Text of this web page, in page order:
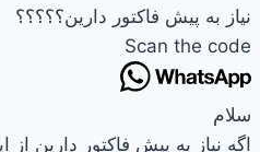
نیاز به پیش فاکتور دارین؟؟؟؟؟
Scan the code
سلام
اگه نیاز به پیش فاکتور دارین از